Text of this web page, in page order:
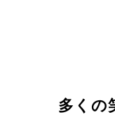
多くの